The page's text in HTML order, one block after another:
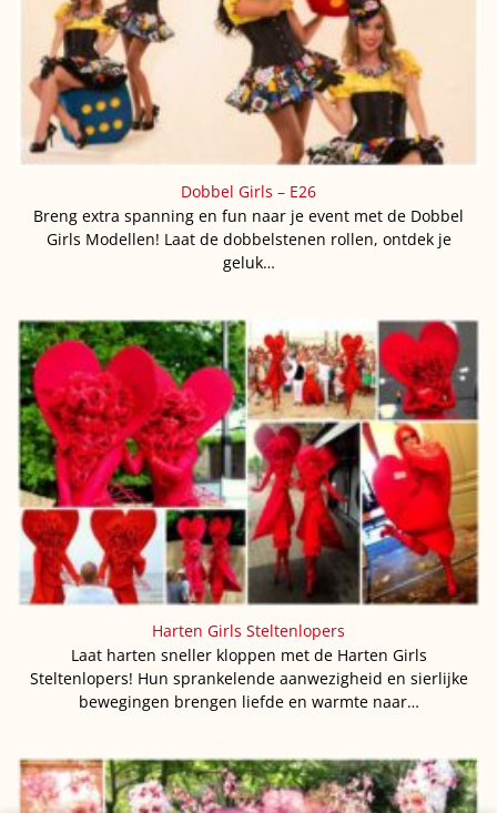
Dobbel Girls – E26
Breng extra spanning en fun naar je event met de Dobbel
Girls Modellen! Laat de dobbelstenen rollen, ontdek je
geluk…
Harten Girls Steltenlopers
Laat harten sneller kloppen met de Harten Girls
Steltenlopers! Hun sprankelende aanwezigheid en sierlijke
bewegingen brengen liefde en warmte naar…